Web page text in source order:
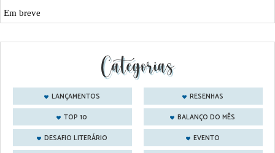
Em breve
Categorias
LANÇAMENTOS
RESENHAS
TOP 10
BALANÇO DO MÊS
DESAFIO LITERÁRIO
EVENTO